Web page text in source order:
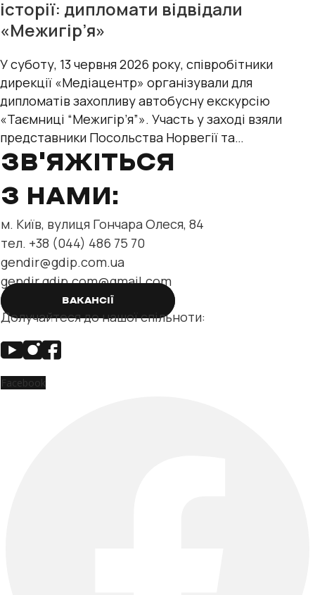
історії: дипломати відвідали
«Межигір’я»
У суботу, 13 червня 2026 року, співробітники
дирекції «Медіацентр» організували для
дипломатів захопливу автобусну екскурсію
«Таємниці “Межигір’я”». Участь у заході взяли
представники Посольства Норвегії та
міжнародних організацій — Управління
Верховного
ЗВ'ЯЖІТЬСЯ
З НАМИ:
м. Київ, вулиця Гончара Олеся, 84
тел. +38 (044) 486 75 70
gendir@gdip.com.ua
gendir.gdip.com@gmail.com
ВАКАНСІЇ
Долучайтеся до нашої спільноти:
Facebook